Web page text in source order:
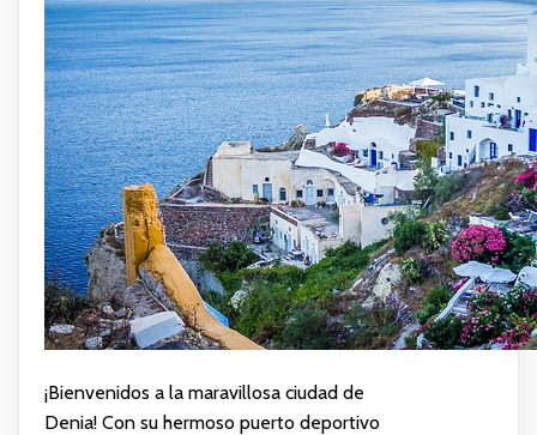
¡Bienvenidos a la maravillosa ciudad de
Denia! Con su hermoso puerto deportivo